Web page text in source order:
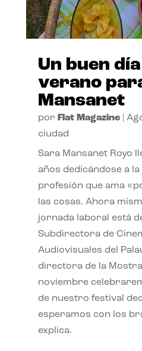
Un buen
verano
Mansanet
por Flat Magazine|
ciudad
Sara Mansanet Royo
años dedicándose a
profesión que ama
las cosas. Ahora
jornada laboral está
Subdirectora de
Audiovisuales del
directora de la Mostra
noviembre
de nuestro festival
esperamos con los
explica.